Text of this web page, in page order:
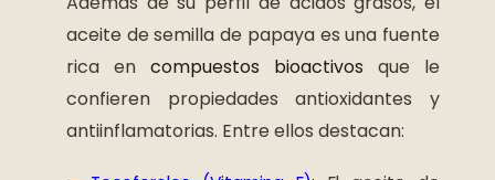
aceite de semilla de papaya es una fuente
rica en compuestos bioactivos que le
confieren propiedades antioxidantes y
antiinflamatorias. Entre ellos destacan: